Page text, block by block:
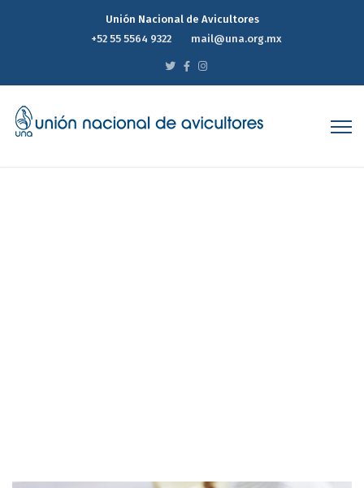
Unión Nacional de Avicultores
+52 55 5564 9322
mail@una.org.mx